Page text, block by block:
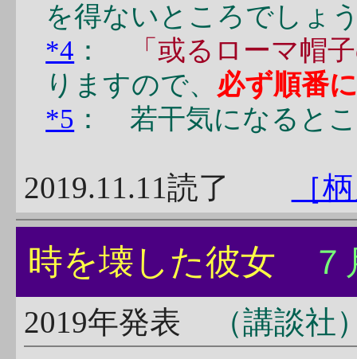
を得ないところでしょ
*4 ：
「或るローマ帽
りますので、 必ず順番
*5 ： 若干気になると
2019.11.11読了 ［
時を壊した彼女
2019年発表
（講談社